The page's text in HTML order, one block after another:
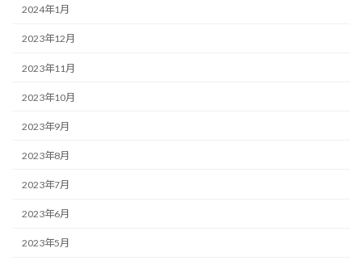
2024年1月
2023年12月
2023年11月
2023年10月
2023年9月
2023年8月
2023年7月
2023年6月
2023年5月